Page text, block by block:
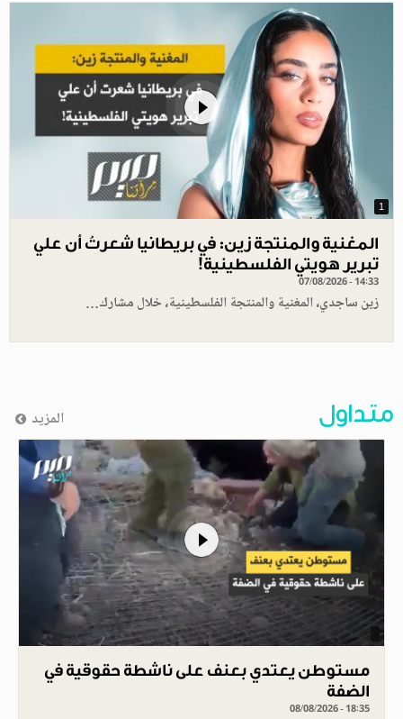
1
المغنية والمنتجة زين: في بريطانيا شعرتُ أن علي
تبرير هويتي الفلسطينية!
07/08/2026 - 14:33
زين ساجدي، المغنية والمنتجة الفلسطينية، خلال مشارك…
متداول المزيد
مستوطن يعتدي بعنف على ناشطة حقوقية في
الضفة
08/08/2026 - 18:35